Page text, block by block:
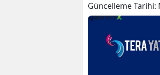
Güncelleme Tarihi: